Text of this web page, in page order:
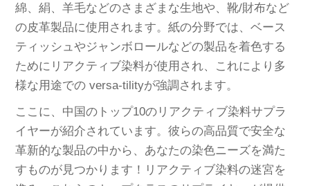
綿、絹、羊毛などのさまざまな生地や、靴/財布など
の皮革製品に使用されます。紙の分野では、ベース
ティッシュやジャンボロールなどの製品を着色する
ためにリアクティブ染料が使用され、これにより多
様な用途での versa-tilityが強調されます。
ここに、中国のトップ10のリアクティブ染料サプラ
イヤーが紹介されています。彼らの高品質で安全な
革新的な製品の中から、あなたの染色ニーズを満た
すものが見つかります！リアクティブ染料の迷宮を